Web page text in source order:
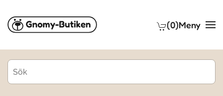
Skip to main content (0)Meny